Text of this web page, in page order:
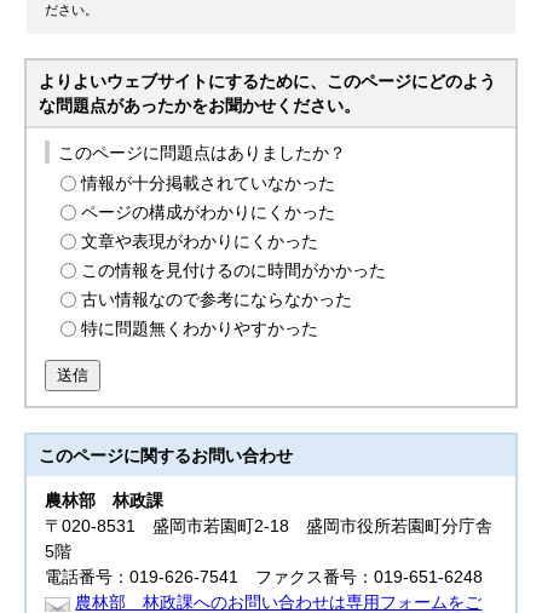
ださい。
よりよいウェブサイトにするために、このページにどのよう
な問題点があったかをお聞かせください。
このページに問題点はありましたか？
情報が十分掲載されていなかった
ページの構成がわかりにくかった
文章や表現がわかりにくかった
この情報を見付けるのに時間がかかった
古い情報なので参考にならなかった
特に問題無くわかりやすかった
送信
このページに関するお問い合わせ
農林部林政課
〒020-8531 盛岡市若園町2-18 盛岡市役所若園町分庁舎
5階
電話番号：019-626-7541 ファクス番号：019-651-6248
農林部 林政課へのお問い合わせは専用フォームをご